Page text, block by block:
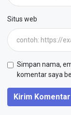
Situs web
Simpan nama,
komentar saya
Kirim Komentar